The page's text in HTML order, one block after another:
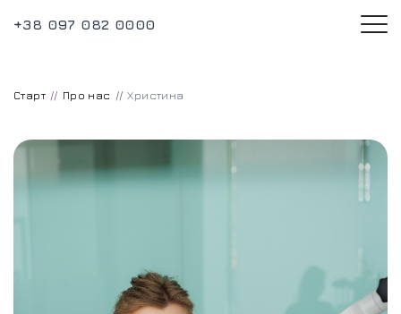
+38 097 082 0000
Старт Про нас Христина